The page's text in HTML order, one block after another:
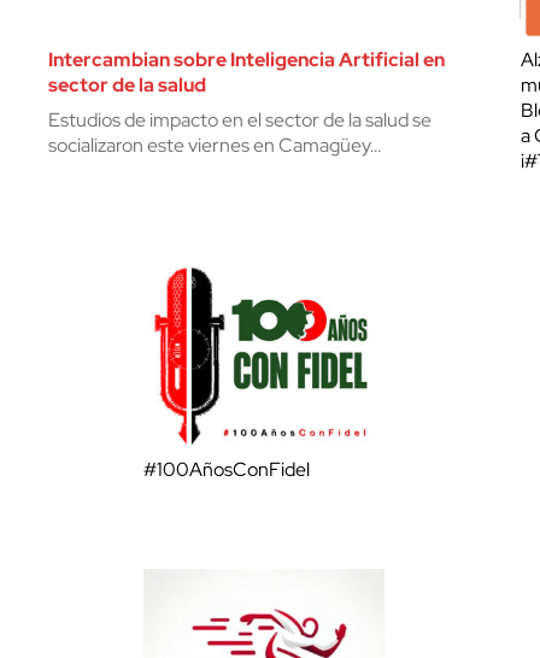
Intercambian sobre Inteligencia Artificial en
sector de la salud
Estudios de impacto en el sector de la salud se
socializaron este viernes en Camagüey…
a
#100AñosConFidel